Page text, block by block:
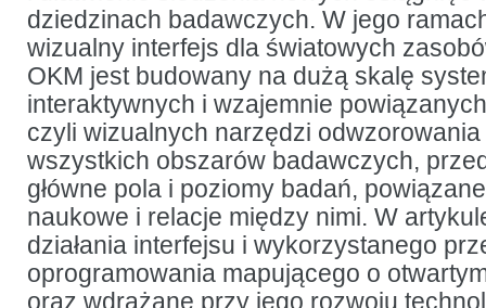
dziedzinach badawczych. W jego
wizualny interfejs dla światowych
OKM jest budowany na dużą skalę
interaktywnych i wzajemnie
czyli wizualnych narzędzi
wszystkich obszarów badawczych,
główne pola i poziomy badań,
naukowe i relacje między nimi. W
działania interfejsu i wykorzystanego
oprogramowania mapującego o
oraz wdrażane przy jego rozwoju